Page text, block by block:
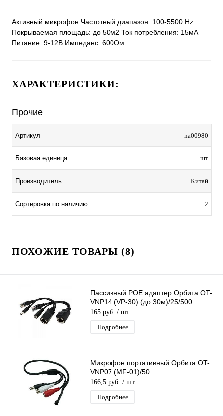
Активный микрофон Частотный диапазон: 100-5500 Hz
Покрываемая площадь: до 50м2 Ток потребления: 15мА
Питание: 9-12В Импеданс: 600Ом
ХАРАКТЕРИСТИКИ:
Прочие
Артикул na00980
Базовая единица шт
Производитель Китай
Сортировка по наличию 2
ПОХОЖИЕ ТОВАРЫ (8)
Пассивный POE адаптер Орбита OT-
VNP14 (VP-30) (до 30м)/25/500
165 руб. / шт
Подробнее
Микрофон портативный Орбита OT-
VNP07 (MF-01)/50
166,5 руб. / шт
Подробнее